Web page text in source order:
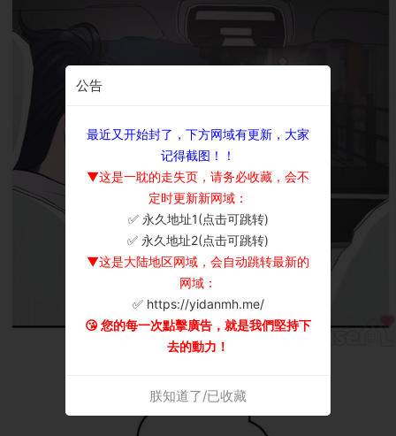
公告
最近又开始封了，下方网域有更新，大家
记得截图！！
▼这是一耽的走失页，请务必收藏，会不
定时更新新网域：
✅ 永久地址1(点击可跳转)
✅ 永久地址2(点击可跳转)
▼这是大陆地区网域，会自动跳转最新的
网域：
✅ https://yidanmh.me/
😘 您的每一次點擊廣告，就是我們堅持下
去的動力！
朕知道了/已收藏